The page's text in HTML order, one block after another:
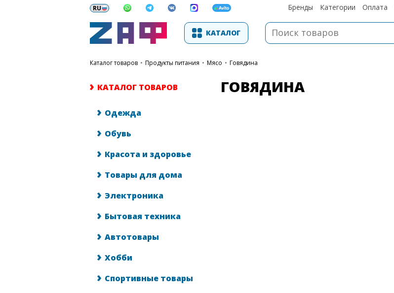
Бренды Категории Оплата
КАТАЛОГ
каталог товаров • Продукты питания • Мясо • Говядина
КАТАЛОГ ТОВАРОВ
Одежда
Обувь
Красота и здоровье
Товары для дома
Электроника
Бытовая техника
Автотовары
Хобби
Спортивные товары
ГОВЯДИНА